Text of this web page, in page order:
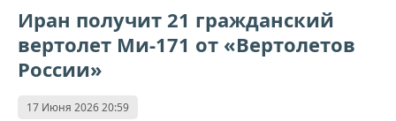
Иран получит 21 гражданский
вертолет Ми-171 от «Вертолетов
России»
17 Июня 2026 20:59